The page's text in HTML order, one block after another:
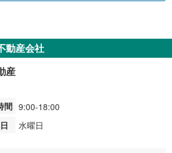
動産会社
産
間 9:00-18:00
水曜日